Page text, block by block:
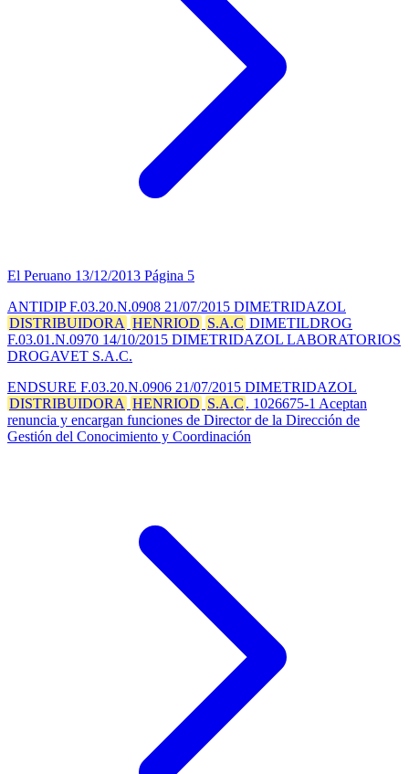
El Peruano 13/12/2013 Página 5
ANTIDIP F.03.20.N.0908 21/07/2015 DIMETRIDAZOL
DISTRIBUIDORA HENRIOD S.A.C DIMETILDROG
F.03.01.N.0970 14/10/2015 DIMETRIDAZOL LABORATORIOS
DROGAVET S.A.C.
ENDSURE F.03.20.N.0906 21/07/2015 DIMETRIDAZOL
DISTRIBUIDORA HENRIOD S.A.C . 1026675-1 Aceptan
renuncia y encargan funciones de Director de la Dirección de
Gestión del Conocimiento y Coordinación